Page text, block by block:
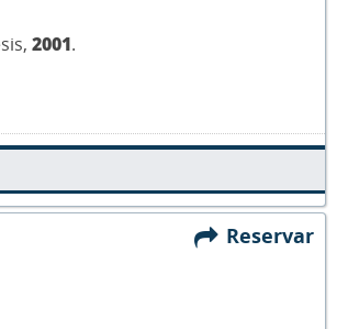
2001.
Reservar